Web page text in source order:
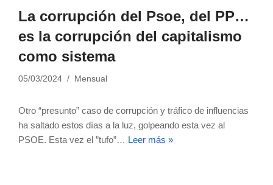
La corrupción del Psoe, del PP…
es la corrupción del capitalismo
como sistema
05/03/2024 Mensual
Otro “presunto” caso de corrupción y tráfico de influencias
ha saltado estos días a la luz, golpeando esta vez al
PSOE. Esta vez el ”tufo”… Leer más »